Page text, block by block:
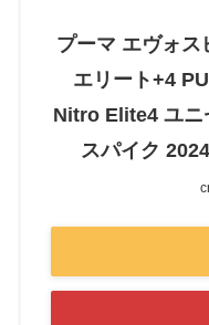
プーマ エヴォス
エリート+4
Nitro Elite4 ユニ
スパイク